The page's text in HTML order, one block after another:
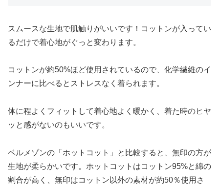
スムースな生地で肌触りがいいです！コットンが入ってい
るだけで着心地がぐっと変わります。
コットンが約50%ほど使用されているので、化学繊維のイ
ンナーに比べるとストレスなく着られます。
体に程よくフィットして着心地よく暖かく、着た時のヒヤ
ッと感がないのもいいです。
ベルメゾンの「ホットコット」と比較すると、無印の方が
生地が柔らかいです。ホットコットはコットン95%と綿の
割合が高く、無印はコットン以外の素材が約50％使用さ